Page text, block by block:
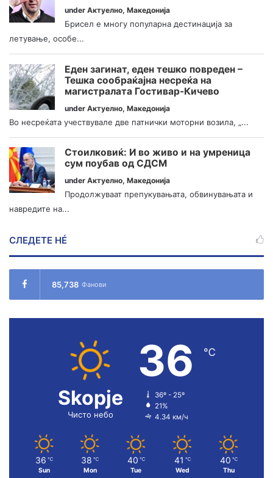
under Актуелно, Македонија
Брисел е многу популарна дестинација за
летување, особе...
Еден загинат, еден тешко повреден –
Тешка сообраќајна несреќа на
магистралата Гостивар-Кичево
under Актуелно, Македонија
Во несреќата учествувале две патнички моторни возила, „...
Стоилковиќ: И во живо и на умреница
сум поубав од СДСМ
under Актуелно, Македонија
Продолжуваат препукувањата, обвинувањата и
навредите на...
СЛЕДЕТЕ НÉ
85,738 Фанови
Skopje
Чисто небо
36 ℃
36º - 25º
21%
4.34 км/ч
36 ℃
Sun
38 ℃
Mon
40 ℃
Tue
41 ℃
Wed
40 ℃
Thu